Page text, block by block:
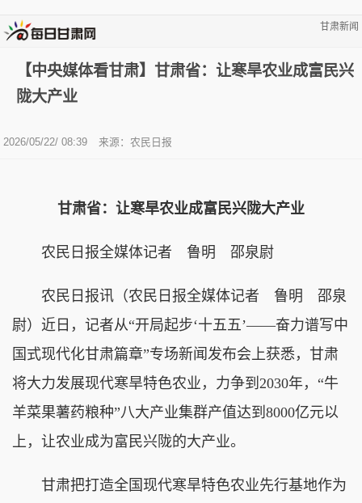
甘肃新闻
【中央媒体看甘肃】甘肃省：让寒旱农业成富民兴
陇大产业
2026/05/22/ 08:39 来源：农民日报
甘肃省：让寒旱农业成富民兴陇大产业
农民日报全媒体记者 鲁明 邵泉尉
农民日报讯（农民日报全媒体记者 鲁明 邵泉
尉）近日，记者从“开局起步‘十五五’——奋力谱写中
国式现代化甘肃篇章”专场新闻发布会上获悉，甘肃
将大力发展现代寒旱特色农业，力争到2030年，“牛
羊菜果薯药粮种”八大产业集群产值达到8000亿元以
上，让农业成为富民兴陇的大产业。
甘肃把打造全国现代寒旱特色农业先行基地作为